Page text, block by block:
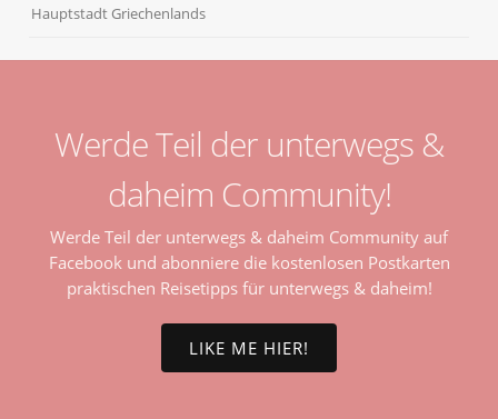
Hauptstadt Griechenlands
Werde Teil der unterwegs &
daheim Community!
Werde Teil der unterwegs & daheim Community auf
Facebook und abonniere die kostenlosen Postkarten
praktischen Reisetipps für unterwegs & daheim!
LIKE ME HIER!